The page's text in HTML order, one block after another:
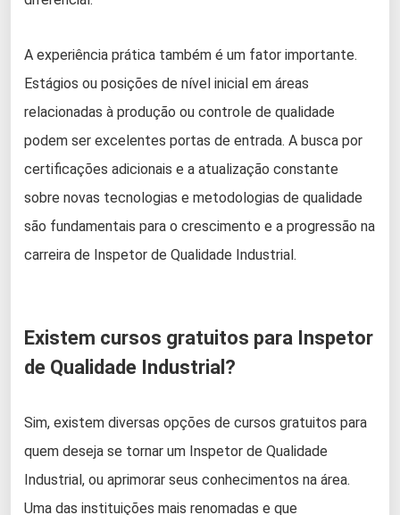
A experiência prática também é um fator importante.
Estágios ou posições de nível inicial em áreas
relacionadas à produção ou controle de qualidade
podem ser excelentes portas de entrada. A busca por
certificações adicionais e a atualização constante
sobre novas tecnologias e metodologias de qualidade
são fundamentais para o crescimento e a progressão na
carreira de Inspetor de Qualidade Industrial.
Existem cursos gratuitos para Inspetor
de Qualidade Industrial?
Sim, existem diversas opções de cursos gratuitos para
quem deseja se tornar um Inspetor de Qualidade
Industrial, ou aprimorar seus conhecimentos na área.
Uma das instituições mais renomadas e que